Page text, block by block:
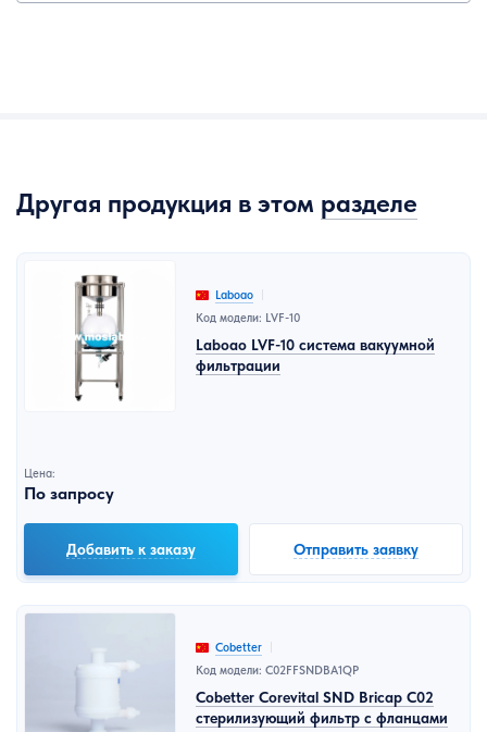
Другая продукция в этом разделе
Laboao
Код модели: LVF-10
Laboao LVF-10 система вакуумной
фильтрации
Цена:
По запросу
Добавить к заказу Отправить заявку
Cobetter
Код модели: C02FFSNDBA1QP
Cobetter Corevital SND Bricap C02
стерилизующий фильтр с фланцами